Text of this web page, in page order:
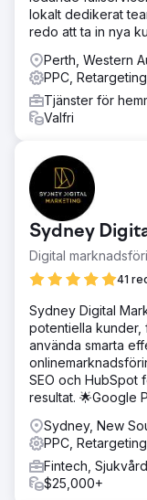
optimerade även
flöden och
Resultat
Avkastningen på
1,6x till 7,2x.
varumärket via
lokalt dedikerat
redo att ta in nya
Perth, Western
PPC,
Tjänster för
Valfri
Sydney
Digital
41
Sydney Digital
potentiella kunder,
använda smarta
SEO och HubSpot
resultat. 🌟Google
Sydney, New
PPC,
Fintech,
$25,000+